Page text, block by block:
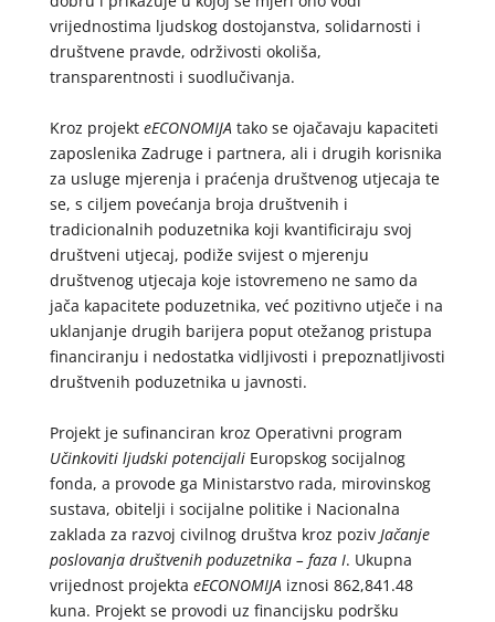
vrijednostima ljudskog dostojanstva, solidarnosti i
društvene pravde, održivosti okoliša,
transparentnosti i suodlučivanja.
Kroz projekt eECONOMIJA tako se ojačavaju kapaciteti
zaposlenika Zadruge i partnera, ali i drugih korisnika
za usluge mjerenja i praćenja društvenog utjecaja te
se, s ciljem povećanja broja društvenih i
tradicionalnih poduzetnika koji kvantificiraju svoj
društveni utjecaj, podiže svijest o mjerenju
društvenog utjecaja koje istovremeno ne samo da
jača kapacitete poduzetnika, već pozitivno utječe i na
uklanjanje drugih barijera poput otežanog pristupa
financiranju i nedostatka vidljivosti i prepoznatljivosti
društvenih poduzetnika u javnosti.
Projekt je sufinanciran kroz Operativni program
Učinkoviti ljudski potencijaliEuropskog socijalnog
fonda, a provode ga Ministarstvo rada, mirovinskog
sustava, obitelji i socijalne politike i Nacionalna
zaklada za razvoj civilnog društva kroz poziv Jačanje
poslovanja društvenih poduzetnika – faza I. Ukupna
vrijednost projekta eECONOMIJA iznosi 862,841.48
kuna. Projekt se provodi uz financijsku podršku